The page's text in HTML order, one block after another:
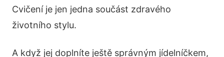
Cvičení je jen jedna součást zdravého
životního stylu.
A když jej doplníte ještě správným jídelníčkem,